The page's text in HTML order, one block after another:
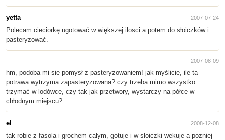
yetta 2007-07-24
Polecam cieciorkę ugotować w większej ilosci a potem do słoiczków i
pasteryzować.
2007-08-09
hm, podoba mi sie pomysł z pasteryzowaniem! jak myślicie, ile ta
potrawa wytrzyma zapasteryzowana? czy trzeba mimo wszystko
trzymać w lodówce, czy tak jak przetwory, wystarczy na półce w
chłodnym miejscu?
el 2008-12-08
tak robie z fasola i grochem calym, gotuje i w słoiczki wekuje a pozniej